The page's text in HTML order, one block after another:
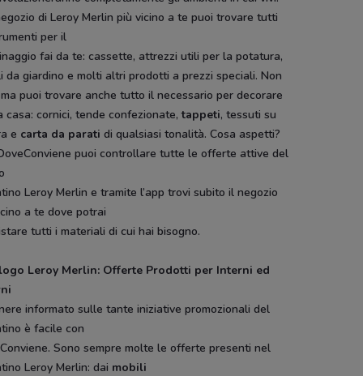
di Leroy Merlin più vicino a te puoi trovare tutti
per il
fai da te: cassette, attrezzi utili per la potatura,
da giardino e molti altri prodotti a prezzi speciali. Non
puoi trovare anche tutto il necessario per decorare
casa: cornici, tende confezionate,tappeti, tessuti su
e carta da parati di qualsiasi tonalità. Cosa aspetti?
puoi controllare tutte le offerte attive del
Leroy Merlin e tramite l’app trovi subito il negozio
a te dove potrai
tutti i materiali di cui hai bisogno.
Leroy Merlin: Offerte Prodotti per Interni ed
informato sulle tante iniziative promozionali del
è facile con
Sono sempre molte le offerte presenti nel
Leroy Merlin: dai mobili